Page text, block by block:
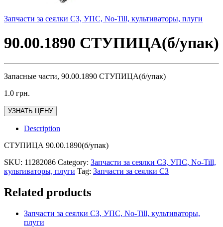
Запчасти за сеялки СЗ, УПС, No-Till, культиваторы, плуги
90.00.1890 СТУПИЦА(б/упак)
Запасные части, 90.00.1890 СТУПИЦА(б/упак)
1.0 грн.
УЗНАТЬ ЦЕНУ
Description
СТУПИЦА 90.00.1890(б/упак)
SKU: 11282086 Category: Запчасти за сеялки СЗ, УПС, No-Till,
культиваторы, плуги Tag: Запчасти за сеялки СЗ
Related products
Запчасти за сеялки СЗ, УПС, No-Till, культиваторы,
плуги